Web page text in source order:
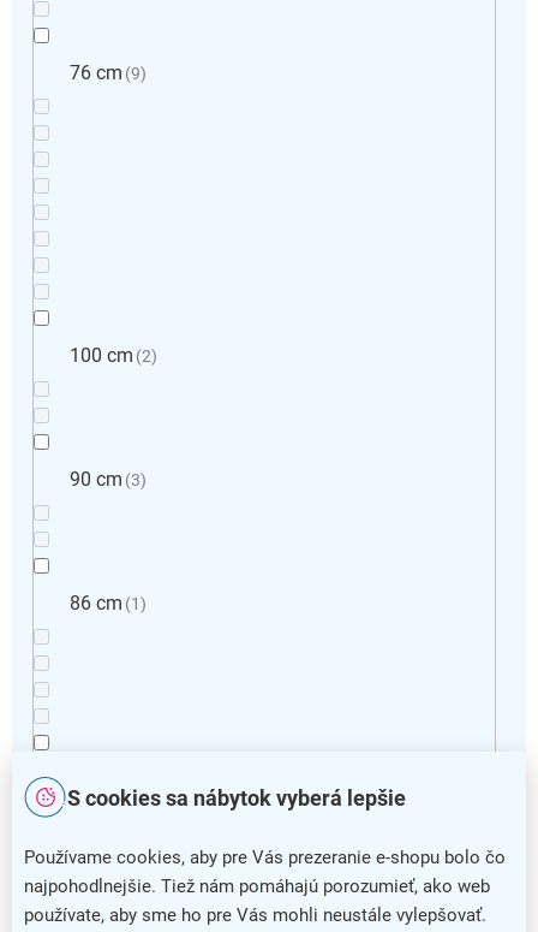
S cookies sa nábytok vyberá lepšie
Používame cookies, aby pre Vás prezeranie e-shopu bolo čo
najpohodlnejšie. Tiež nám pomáhajú porozumieť, ako web
používate, aby sme ho pre Vás mohli neustále vylepšovať.
76 cm 9
100 cm 2
90 cm 3
86 cm 1